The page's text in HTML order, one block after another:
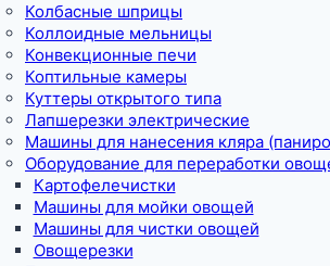
Колбасные шприцы
Коллоидные мельницы
Конвекционные печи
Коптильные камеры
Куттеры открытого типа
Лапшерезки электрические
Машины для нанесения кляра
Оборудование для переработки
Картофелечистки
Машины для мойки овощей
Машины для чистки овощей
Овощерезки